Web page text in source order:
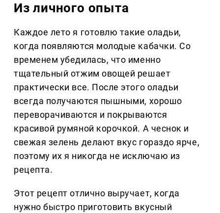
Из личного опыта
Каждое лето я готовлю такие оладьи,
когда появляются молодые кабачки. Со
временем убедилась, что именно
тщательный отжим овощей решает
практически все. После этого оладьи
всегда получаются пышными, хорошо
переворачиваются и покрываются
красивой румяной корочкой. А чеснок и
свежая зелень делают вкус гораздо ярче,
поэтому их я никогда не исключаю из
рецепта.
Этот рецепт отлично выручает, когда
нужно быстро приготовить вкусный